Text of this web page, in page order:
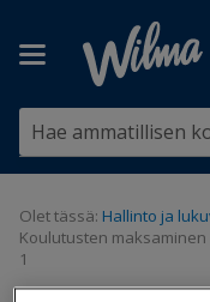
Olet tässä: Hallinto ja
Koulutusten
1